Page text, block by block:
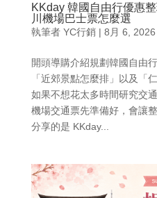
KKday 韓國自由行優惠
川機場巴士票怎麼選
執筆者 YC行銷| 8月 6, 2026
開頭導購介紹規劃韓國自由
「近郊景點怎麼排」以及「
如果不想花太多時間研究交
機場交通票先準備好，會讓
分享的是 KKday...